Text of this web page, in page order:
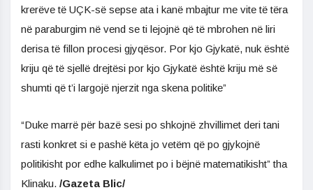
krerëve të UÇK-së sepse ata i kanë mbajtur me vite të tëra
në paraburgim në vend se ti lejojnë që të mbrohen në liri
derisa të fillon procesi gjyqësor. Por kjo Gjykatë, nuk është
kriju që të sjellë drejtësi por kjo Gjykatë është kriju më së
shumti që t’i largojë njerzit nga skena politike”
“Duke marrë për bazë sesi po shkojnë zhvillimet deri tani
rasti konkret si e pashë këta jo vetëm që po gjykojnë
politikisht por edhe kalkulimet po i bëjnë matematikisht” tha
Klinaku. /Gazeta Blic/